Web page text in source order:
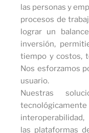
las personas y
procesos de
lograr un
inversión,
tiempo y costos,
Nos esforzamos
usuario.
Nuestras
las plataformas